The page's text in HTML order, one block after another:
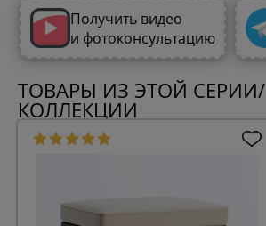
Получить видео
и фотоконсультацию
ТОВАРЫ ИЗ ЭТОЙ СЕРИИ/
КОЛЛЕКЦИИ